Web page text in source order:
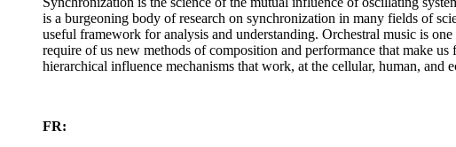
is a burgeoning body of research on synchronization in many fields of
useful framework for analysis and understanding. Orchestral music is
require of us new methods of composition and performance that make
hierarchical influence mechanisms that work, at the cellular, human, and
FR: